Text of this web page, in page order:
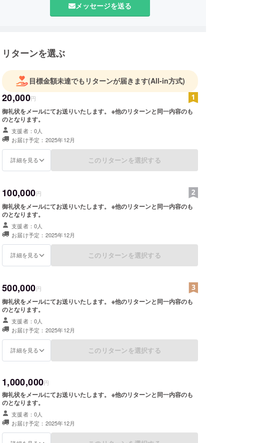
メッセージを送る
リターンを選ぶ
目標金額未達でもリターンが届きます(All-in方式)
20,000円
御礼状をメールにてお送りいたします。 ※他のリターンと同一内容のも
のとなります。
支援者：0人
お届け予定：2025年12月
詳細を見る このリターンを選択する
100,000円
御礼状をメールにてお送りいたします。 ※他のリターンと同一内容のも
のとなります。
支援者：0人
お届け予定：2025年12月
詳細を見る このリターンを選択する
500,000円
御礼状をメールにてお送りいたします。 ※他のリターンと同一内容のも
のとなります。
支援者：0人
お届け予定：2025年12月
詳細を見る このリターンを選択する
1,000,000円
御礼状をメールにてお送りいたします。 ※他のリターンと同一内容のも
のとなります。
支援者：0人
お届け予定：2025年12月